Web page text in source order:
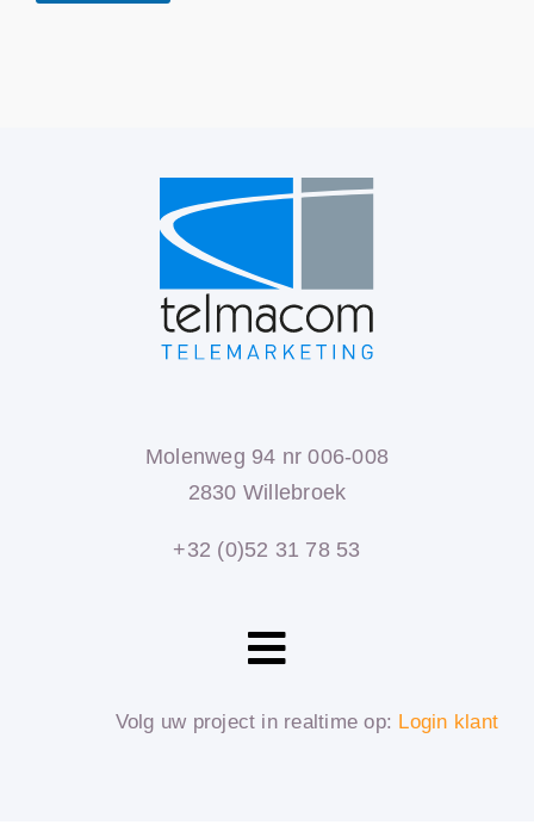
Molenweg 94 nr 006-008
2830 Willebroek
+32 (0)52 31 78 53
Toggle
Navigation
HOMEVolg uw project in realtime op: Login klant